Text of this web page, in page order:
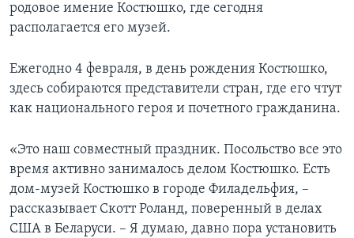
родовое имение Костюшко, где сегодня
располагается его музей.
Ежегодно 4 февраля, в день рождения Костюшко,
здесь собираются представители стран, где его чтут
как национального героя и почетного гражданина.
«Это наш совместный праздник. Посольство все это
время активно занималось делом Костюшко. Есть
дом-музей Костюшко в городе Филадельфия, –
рассказывает Скотт Роланд, поверенный в делах
США в Беларуси. – Я думаю, давно пора установить